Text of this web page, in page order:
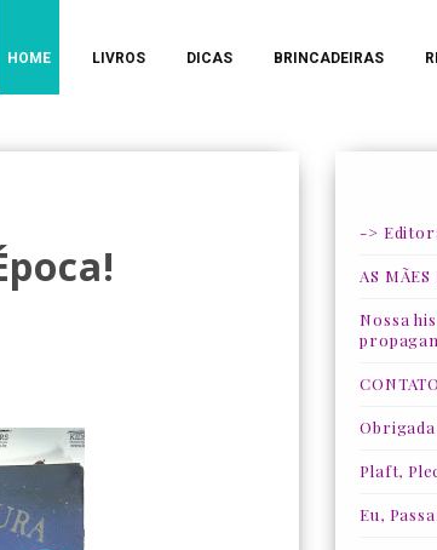
HOME LIVROS DICAS BRINCADEIRAS
->
AS
Nossa
Plaft,
Eu,